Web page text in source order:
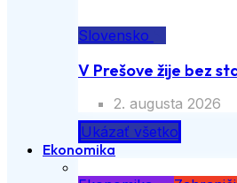
Slovensko
V Prešove žije bez
2. augusta 2026
Ukázať všetko
Ekonomika